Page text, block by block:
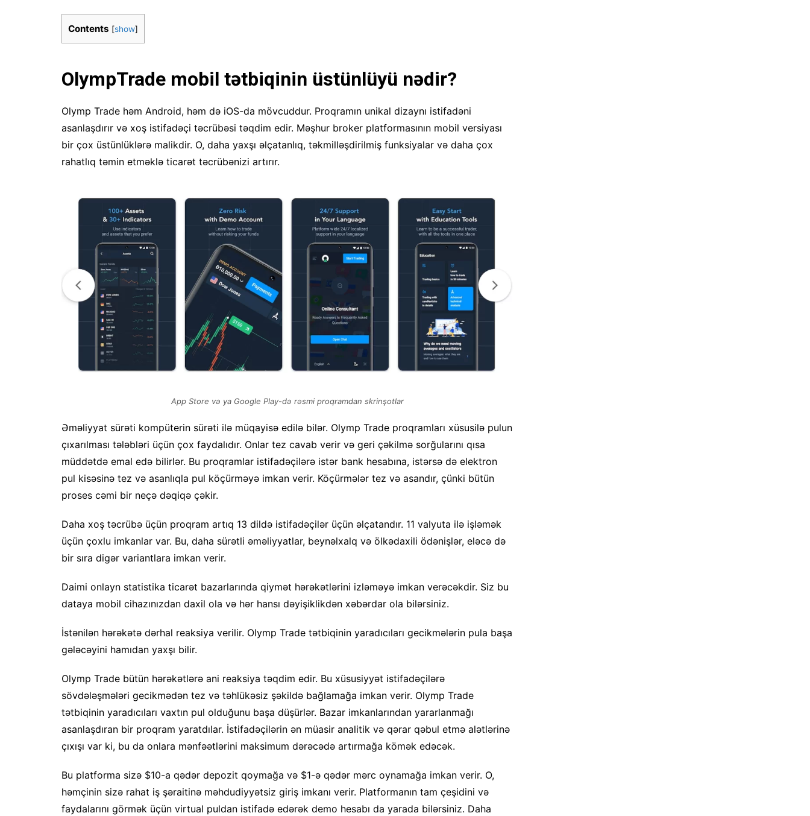
Contents [show]
OlympTrade mobil tətbiqinin üstünlüyü nədir?
Olymp Trade həm Android, həm də iOS-da mövcuddur. Proqramın unikal dizaynı istifadəni
asanlaşdırır və xoş istifadəçi təcrübəsi təqdim edir. Məşhur broker platformasının mobil versiyası
bir çox üstünlüklərə malikdir. O, daha yaxşı əlçatanlıq, təkmilləşdirilmiş funksiyalar və daha çox
rahatlıq təmin etməklə ticarət təcrübənizi artırır.
App Store və ya Google Play-də rəsmi proqramdan skrinşotlar
Əməliyyat sürəti kompüterin sürəti ilə müqayisə edilə bilər. Olymp Trade proqramları xüsusilə pulun
çıxarılması tələbləri üçün çox faydalıdır. Onlar tez cavab verir və geri çəkilmə sorğularını qısa
müddətdə emal edə bilirlər. Bu proqramlar istifadəçilərə istər bank hesabına, istərsə də elektron
pul kisəsinə tez və asanlıqla pul köçürməyə imkan verir. Köçürmələr tez və asandır, çünki bütün
proses cəmi bir neçə dəqiqə çəkir.
Daha xoş təcrübə üçün proqram artıq 13 dildə istifadəçilər üçün əlçatandır. 11 valyuta ilə işləmək
üçün çoxlu imkanlar var. Bu, daha sürətli əməliyyatlar, beynəlxalq və ölkədaxili ödənişlər, eləcə də
bir sıra digər variantlara imkan verir.
Daimi onlayn statistika ticarət bazarlarında qiymət hərəkətlərini izləməyə imkan verəcəkdir. Siz bu
dataya mobil cihazınızdan daxil ola və hər hansı dəyişiklikdən xəbərdar ola bilərsiniz.
İstənilən hərəkətə dərhal reaksiya verilir. Olymp Trade tətbiqinin yaradıcıları gecikmələrin pula başa
gələcəyini hamıdan yaxşı bilir.
Olymp Trade bütün hərəkətlərə ani reaksiya təqdim edir. Bu xüsusiyyət istifadəçilərə
sövdələşmələri gecikmədən tez və təhlükəsiz şəkildə bağlamağa imkan verir. Olymp Trade
tətbiqinin yaradıcıları vaxtın pul olduğunu başa düşürlər. Bazar imkanlarından yararlanmağı
asanlaşdıran bir proqram yaratdılar. İstifadəçilərin ən müasir analitik və qərar qəbul etmə alətlərinə
çıxışı var ki, bu da onlara mənfəətlərini maksimum dərəcədə artırmağa kömək edəcək.
Bu platforma sizə $10-a qədər depozit qoymağa və $1-ə qədər mərc oynamağa imkan verir. O,
həmçinin sizə rahat iş şəraitinə məhdudiyyətsiz giriş imkanı verir. Platformanın tam çeşidini və
faydalarını görmək üçün virtual puldan istifadə edərək demo hesabı da yarada bilərsiniz. Daha